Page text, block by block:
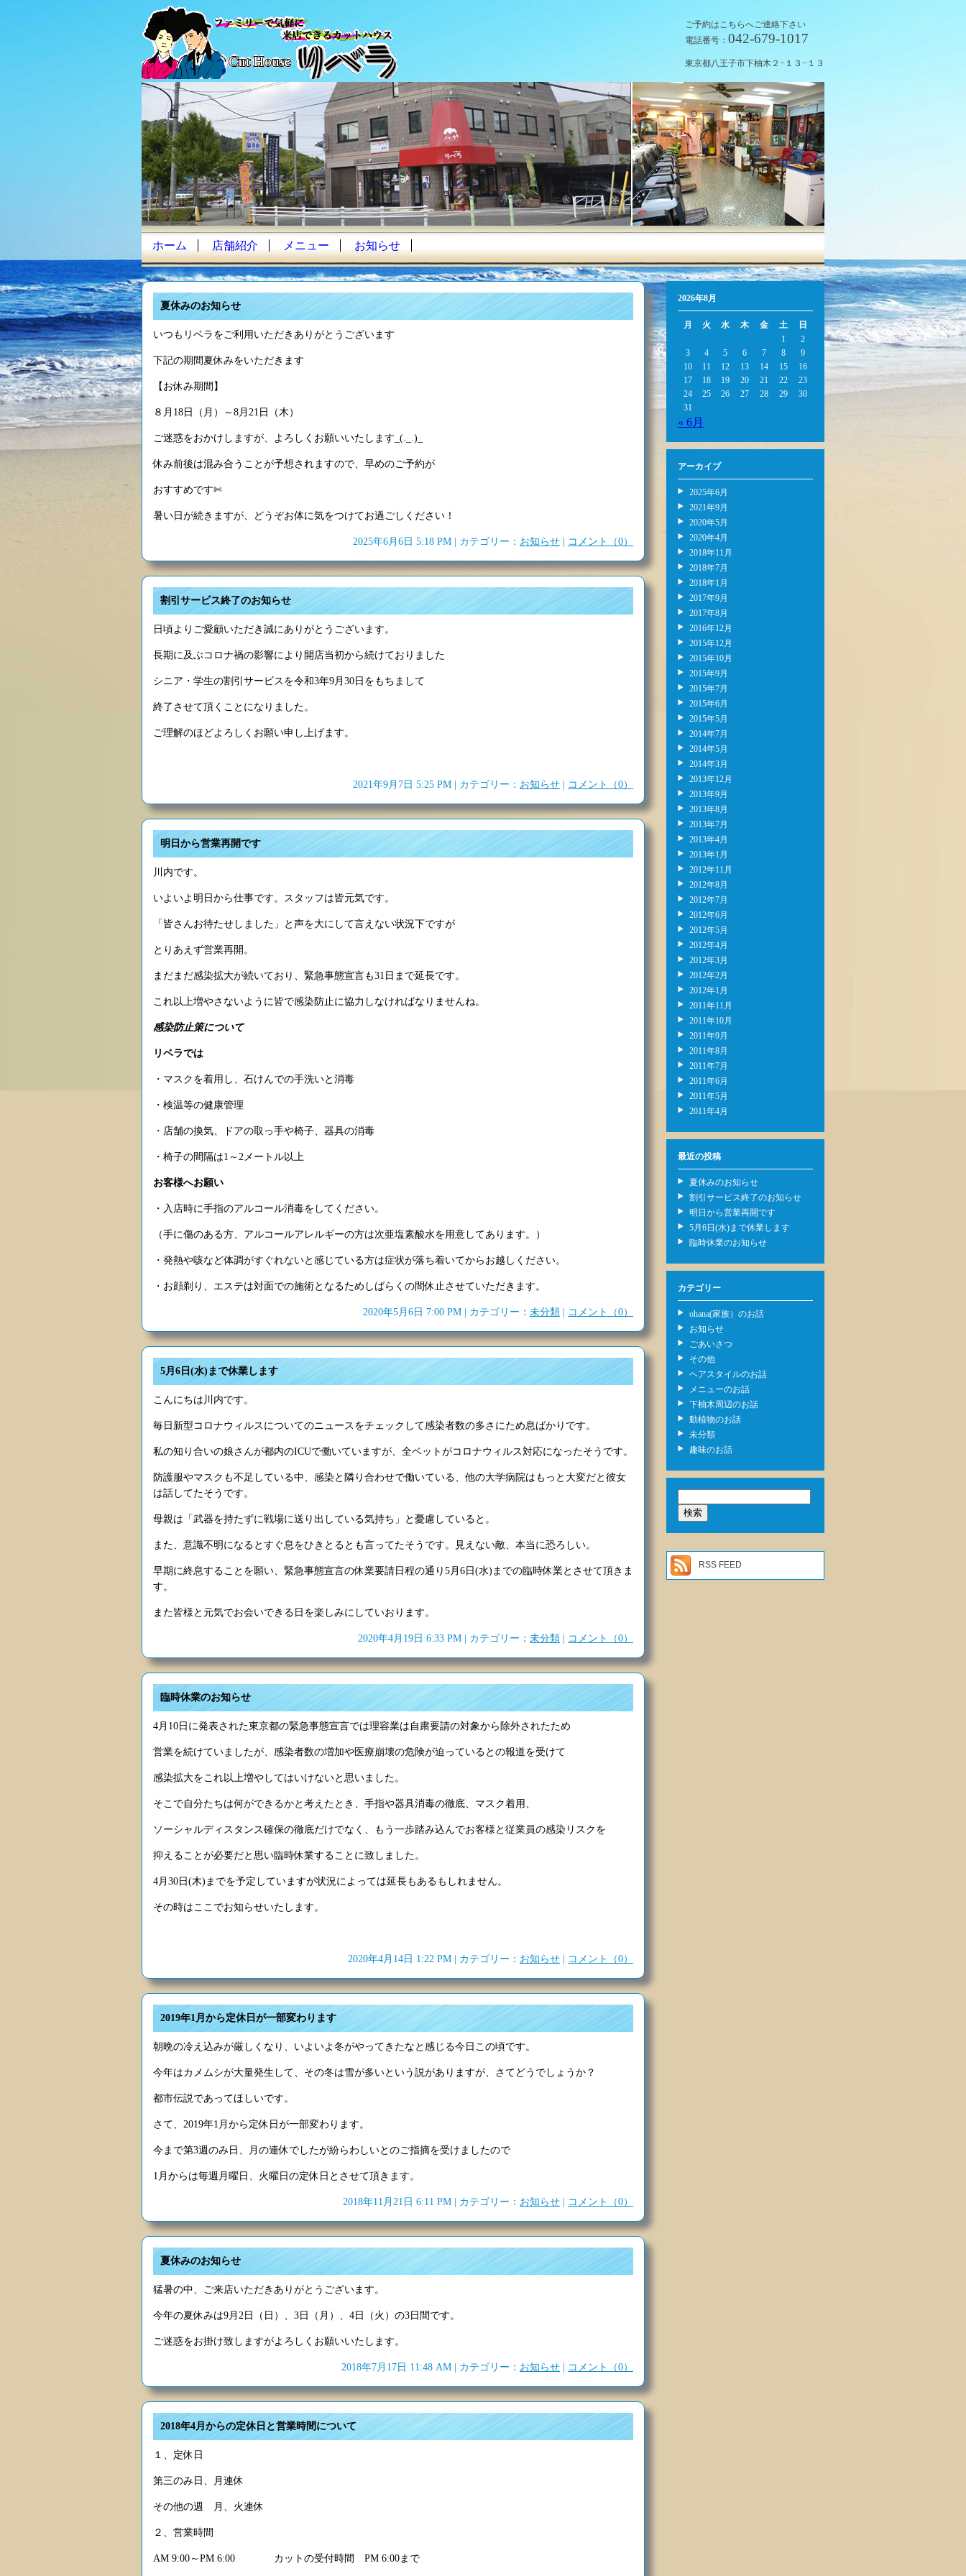
ご予約はこちらへご連絡下さい
電話番号： 042-679-1017
東京都八王子市下柚木２−１３−１３
ホーム 店舗紹介 メニュー お知らせ
夏休みのお知らせ
いつもリベラをご利用いただきありがとうございます
下記の期間夏休みをいただきます
【お休み期間】
８月18日（月）～8月21日（木）
ご迷惑をおかけしますが、よろしくお願いいたします_(._.)_
休み前後は混み合うことが予想されますので、早めのご予約が
おすすめです✄
暑い日が続きますが、どうぞお体に気をつけてお過ごしください！
2025年6月6日 5:18 PM | カテゴリー： お知らせ コメント（0）
割引サービス終了のお知らせ
日頃よりご愛顧いただき誠にありがとうございます。
長期に及ぶコロナ禍の影響により開店当初から続けておりました
シニア・学生の割引サービスを令和3年9月30日をもちまして
終了させて頂くことになりました。
ご理解のほどよろしくお願い申し上げます。
2021年9月7日 5:25 PM | カテゴリー： お知らせ コメント（0）
明日から営業再開です
川内です。
いよいよ明日から仕事です。スタッフは皆元気です。
「皆さんお待たせしました」と声を大にして言えない状況下ですが
とりあえず営業再開。
まだまだ感染拡大が続いており、緊急事態宣言も31日まで延長です。
これ以上増やさないように皆で感染防止に協力しなければなりませんね。
感染防止策について
リベラでは
・マスクを着用し、石けんでの手洗いと消毒
・検温等の健康管理
・店舗の換気、ドアの取っ手や椅子、器具の消毒
・椅子の間隔は1～2メートル以上
お客様へお願い
・入店時に手指のアルコール消毒をしてください。
（手に傷のある方、アルコールアレルギーの方は次亜塩素酸水を用意してあります。）
・発熱や咳など体調がすぐれないと感じている方は症状が落ち着いてからお越しください。
・お顔剃り、エステは対面での施術となるためしばらくの間休止させていただきます。
2020年5月6日 7:00 PM | カテゴリー： 未分類 コメント（0）
5月6日(水)まで休業します
こんにちは川内です。
毎日新型コロナウィルスについてのニュースをチェックして感染者数の多さにため息ばかりです。
私の知り合いの娘さんが都内のICUで働いていますが、全ベットがコロナウィルス対応になったそうです。
防護服やマスクも不足している中、感染と隣り合わせで働いている、他の大学病院はもっと大変だと彼女
は話してたそうです。
母親は「武器を持たずに戦場に送り出している気持ち」と憂慮していると。
また、意識不明になるとすぐ息をひきとるとも言ってたそうです。見えない敵、本当に恐ろしい。
早期に終息することを願い、緊急事態宣言の休業要請日程の通り5月6日(水)までの臨時休業とさせて頂きま
す。
また皆様と元気でお会いできる日を楽しみにしていおります。
2020年4月19日 6:33 PM | カテゴリー： 未分類 コメント（0）
臨時休業のお知らせ
4月10日に発表された東京都の緊急事態宣言では理容業は自粛要請の対象から除外されたため
営業を続けていましたが、感染者数の増加や医療崩壊の危険が迫っているとの報道を受けて
感染拡大をこれ以上増やしてはいけないと思いました。
そこで自分たちは何ができるかと考えたとき、手指や器具消毒の徹底、マスク着用、
ソーシャルディスタンス確保の徹底だけでなく、もう一歩踏み込んでお客様と従業員の感染リスクを
抑えることが必要だと思い臨時休業することに致しました。
4月30日(木)までを予定していますが状況によっては延長もあるもしれません。
その時はここでお知らせいたします。
2020年4月14日 1:22 PM | カテゴリー： お知らせ コメント（0）
2019年1月から定休日が一部変わります
朝晩の冷え込みが厳しくなり、いよいよ冬がやってきたなと感じる今日この頃です。
今年はカメムシが大量発生して、その冬は雪が多いという説がありますが、さてどうでしょうか？
都市伝説であってほしいです。
さて、2019年1月から定休日が一部変わります。
今まで第3週のみ日、月の連休でしたが紛らわしいとのご指摘を受けましたので
1月からは毎週月曜日、火曜日の定休日とさせて頂きます。
2018年11月21日 6:11 PM | カテゴリー： お知らせ コメント（0）
夏休みのお知らせ
猛暑の中、ご来店いただきありがとうございます。
今年の夏休みは9月2日（日）、3日（月）、4日（火）の3日間です。
ご迷惑をお掛け致しますがよろしくお願いいたします。
2018年7月17日 11:48 AM | カテゴリー： お知らせ コメント（0）
2018年4月からの定休日と営業時間について
１、定休日
第三のみ日、月連休
その他の週 月、火連休
２、営業時間
AM 9:00～PM 6:00 カットの受付時間 PM 6:00まで
2026年8月
月 火 水 木 金 土
日
1
2
3
4 5 6 7 8
9
10
11 12 13 14 15
16
17
18 19 20 21 22
23
24
25 26 27 28 29
30
31
« 6月
アーカイブ
2025年6月
2021年9月
2020年5月
2020年4月
2018年11月
2018年7月
2018年1月
2017年9月
2017年8月
2016年12月
2015年12月
2015年10月
2015年9月
2015年7月
2015年6月
2015年5月
2014年7月
2014年5月
2014年3月
2013年12月
2013年9月
2013年8月
2013年7月
2013年4月
2013年1月
2012年11月
2012年8月
2012年7月
2012年6月
2012年5月
2012年4月
2012年3月
2012年2月
2012年1月
2011年11月
2011年10月
2011年9月
2011年8月
2011年7月
2011年6月
2011年5月
2011年4月
最近の投稿
夏休みのお知らせ
割引サービス終了のお知らせ
明日から営業再開です
5月6日(水)まで休業します
臨時休業のお知らせ
カテゴリー
ohana(家族）のお話
お知らせ
ごあいさつ
その他
ヘアスタイルのお話
メニューのお話
下柚木周辺のお話
動植物のお話
未分類
趣味のお話
索:
RSS FEED